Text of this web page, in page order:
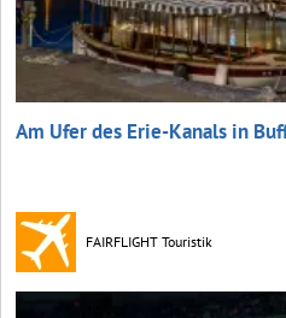
Am Ufer des Erie-Kanals in
FAIRFLIGHT Touristik